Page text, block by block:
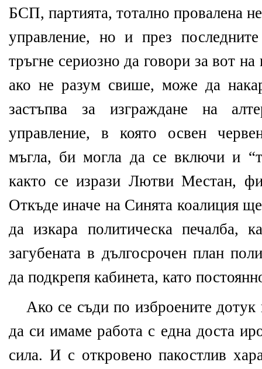
БСП, партията, тотално провалена
управление, но и през
тръгне сериозно да говори за вот
ако не разум свише, може да
застъпва за изграждане на
управление, в която освен
мъгла, би могла да се включи и
както се изрази Лютви Местан,
Откъде иначе на Синята коалиция
да изкара политическа печалба,
загубената в дългосрочен план
да подкрепя кабинета, като
Ако се съди по изброените дотук
да си имаме работа с една доста
сила. И с откровено пакостлив